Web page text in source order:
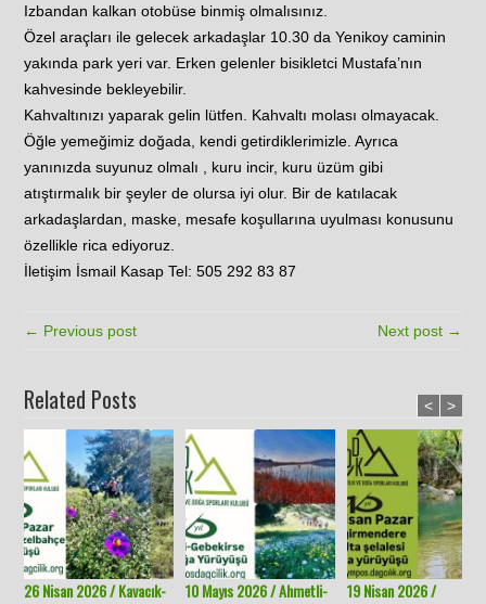
Izbandan kalkan otobüse binmiş olmalısınız.
Özel araçları ile gelecek arkadaşlar 10.30 da Yenikoy caminin
yakında park yeri var. Erken gelenler bisikletci Mustafa’nın
kahvesinde bekleyebilir.
Kahvaltınızı yaparak gelin lütfen. Kahvaltı molası olmayacak.
Öğle yemeğimiz doğada, kendi getirdiklerimizle. Ayrıca
yanınızda suyunuz olmalı , kuru incir, kuru üzüm gibi
atıştırmalık bir şeyler de olursa iyi olur. Bir de katılacak
arkadaşlardan, maske, mesafe koşullarına uyulması konusunu
özellikle rica ediyoruz.
İletişim İsmail Kasap Tel: 505 292 83 87
← Previous post Next post →
Related Posts
26 Nisan 2026 / Kavacık-
10 Mayıs 2026 / Ahmetli-
19 Nisan 2026 /
< >